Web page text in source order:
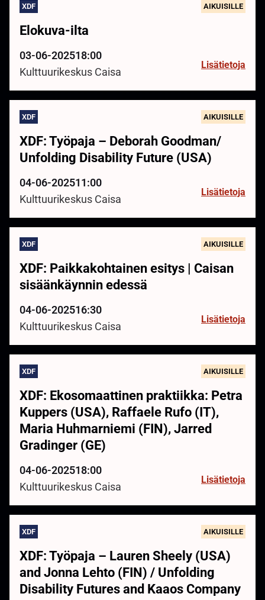
XDF AIKUISILLE
Elokuva-ilta
03-06-202518:00
Kulttuurikeskus Caisa
Lisätietoja
XDF AIKUISILLE
XDF: Työpaja – Deborah Goodman/
Unfolding Disability Future (USA)
04-06-202511:00
Kulttuurikeskus Caisa
Lisätietoja
XDF AIKUISILLE
XDF: Paikkakohtainen esitys | Caisan
sisäänkäynnin edessä
04-06-202516:30
Kulttuurikeskus Caisa
Lisätietoja
XDF AIKUISILLE
XDF: Ekosomaattinen praktiikka: Petra
Kuppers (USA), Raffaele Rufo (IT),
Maria Huhmarniemi (FIN), Jarred
Gradinger (GE)
04-06-202518:00
Kulttuurikeskus Caisa
Lisätietoja
XDF AIKUISILLE
XDF: Työpaja – Lauren Sheely (USA)
and Jonna Lehto (FIN) / Unfolding
Disability Futures and Kaaos Company